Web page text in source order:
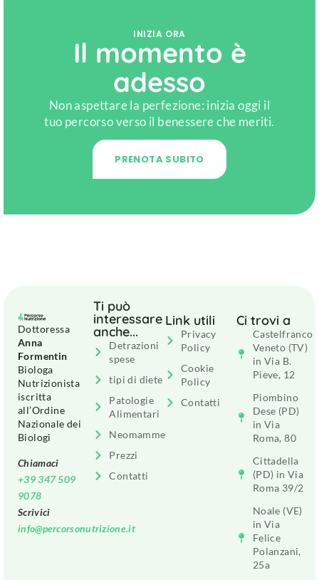
INIZIA ORA
Il momento è
adesso
Non aspettare la perfezione: inizia oggi il
tuo percorso verso il benessere che meriti.
PRENOTA SUBITO
Dottoressa
Anna
Formentin
Biologa
Nutrizionista
iscritta
all’Ordine
Nazionale dei
Biologi
Chiamaci
+39 347 509
9078
Scrivici
info@percorsonutrizione.it
Ti può
interessare
anche...
Detrazioni
spese
tipi di diete
Patologie
Alimentari
Neomamme
Prezzi
Contatti
Link utili
Privacy
Policy
Cookie
Policy
Contatti
Ci trovi a
Castelfranco
Veneto (TV)
in Via B.
Pieve, 12
Piombino
Dese (PD)
in Via
Roma, 80
Cittadella
(PD) in Via
Roma 39/2
Noale (VE)
in Via
Felice
Polanzani,
25a